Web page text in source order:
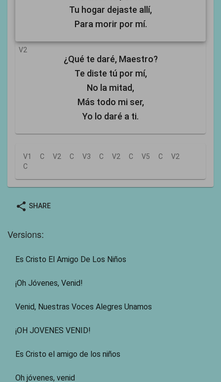
Tu hogar dejaste allí,
Para morir por mí.
V2
¿Qué te daré, Maestro?
Te diste tú por mí,
No la mitad,
Más todo mi ser,
Yo lo daré a ti.
V1 C V2 C V3 C V2 C V5 C
V2
C
share SHARE
Versions:
Es Cristo El Amigo De Los Niños
¡Oh Jóvenes, Venid!
Venid, Nuestras Voces Alegres Unamos
¡OH JOVENES VENID!
Es Cristo el amigo de los niños
Oh jóvenes, venid